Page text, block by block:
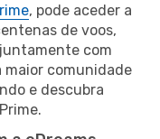
, pode aceder a
de voos,
com
comunidade
e descubra